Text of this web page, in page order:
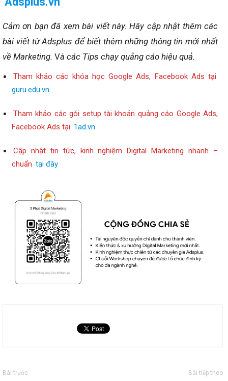
Cảm ơn bạn đã xem bài viết này. Hãy cập nhật thêm các
bài viết từ Adsplus để biết thêm những thông tin mới nhất
về Marketing. Và các Tips chạy quảng cáo hiệu quả.
Tham khảo các khóa học Google Ads, Facebook Ads tại
guru.edu.vn
Tham khảo các gói setup tài khoản quảng cáo Google Ads,
Facebook Ads tại 1ad.vn
Cập nhật tin tức, kinh nghiệm Digital Marketing nhanh –
chuẩn tại đây
Bài trước Bài tiếp theo